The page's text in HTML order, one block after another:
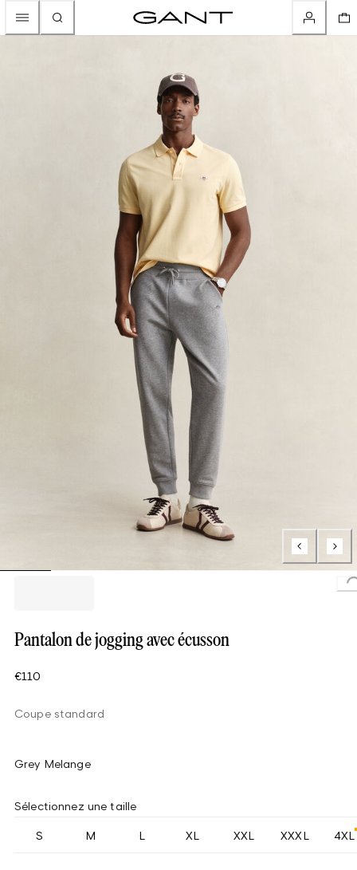
Pantalon de jogging avec écusson
€110
Coupe standard
Grey Melange
Sélectionnez une taille
S M L XL XXL XXXL 4XL